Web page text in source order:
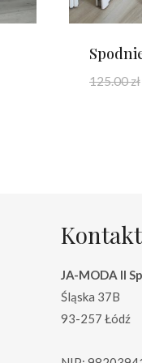
125.00zł
Kontakt
JA-MODA II
Śląska 37B
93-257 Łódź